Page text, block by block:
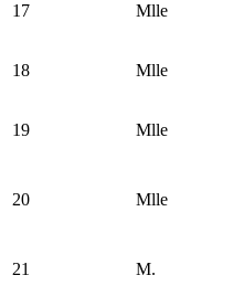
17 Mlle
18 Mlle
19 Mlle
20 Mlle
21 M.